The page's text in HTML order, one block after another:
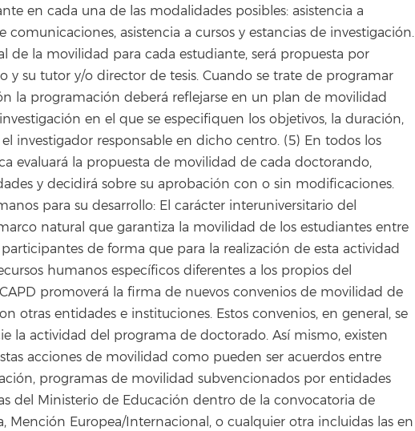
en cada una de las modalidades posibles: asistencia a
comunicaciones, asistencia a cursos y estancias de investigación.
de la movilidad para cada estudiante, será propuesta por
y su tutor y/o director de tesis. Cuando se trate de programar
la programación deberá reflejarse en un plan de movilidad
en el que se especifiquen los objetivos, la duración,
investigador responsable en dicho centro. (5) En todos los
evaluará la propuesta de movilidad de cada doctorando,
y decidirá sobre su aprobación con o sin modificaciones.
para su desarrollo: El carácter interuniversitario del
natural que garantiza la movilidad de los estudiantes entre
de forma que para la realización de esta actividad
humanos específicos diferentes a los propios del
promoverá la firma de nuevos convenios de movilidad de
otras entidades e instituciones. Estos convenios, en general, se
la actividad del programa de doctorado. Así mismo, existen
acciones de movilidad como pueden ser acuerdos entre
programas de movilidad subvencionados por entidades
del Ministerio de Educación dentro de la convocatoria de
Mención Europea/Internacional, o cualquier otra incluidas las en